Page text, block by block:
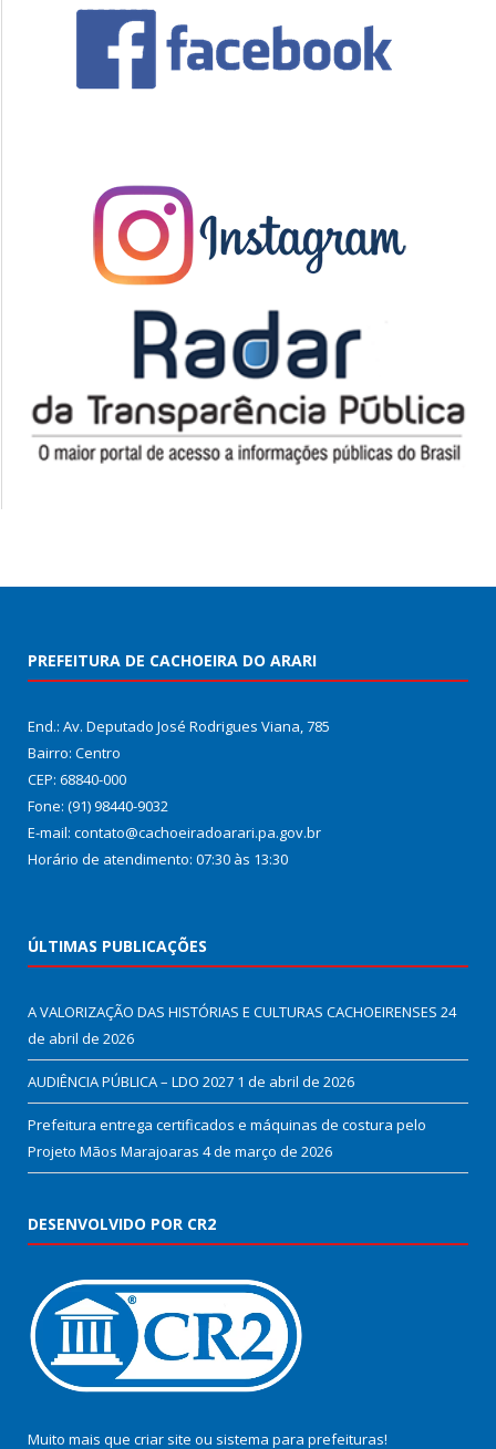
PREFEITURA DE CACHOEIRA DO ARARI
End.: Av. Deputado José Rodrigues Viana, 785
Bairro: Centro
CEP: 68840-000
Fone: (91) 98440-9032
E-mail: contato@cachoeiradoarari.pa.gov.br
Horário de atendimento: 07:30 às 13:30
ÚLTIMAS PUBLICAÇÕES
A VALORIZAÇÃO DAS HISTÓRIAS E CULTURAS CACHOEIRENSES 24
de abril de 2026
AUDIÊNCIA PÚBLICA – LDO 2027 1 de abril de 2026
Prefeitura entrega certificados e máquinas de costura pelo
Projeto Mãos Marajoaras 4 de março de 2026
DESENVOLVIDO POR CR2
Muito mais que criar site ou sistema para prefeituras!